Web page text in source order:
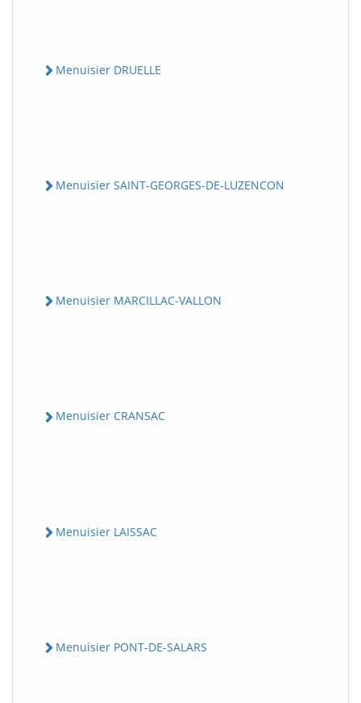
Menuisier DRUELLE
Menuisier SAINT-GEORGES-DE-LUZENCON
Menuisier MARCILLAC-VALLON
Menuisier CRANSAC
Menuisier LAISSAC
Menuisier PONT-DE-SALARS